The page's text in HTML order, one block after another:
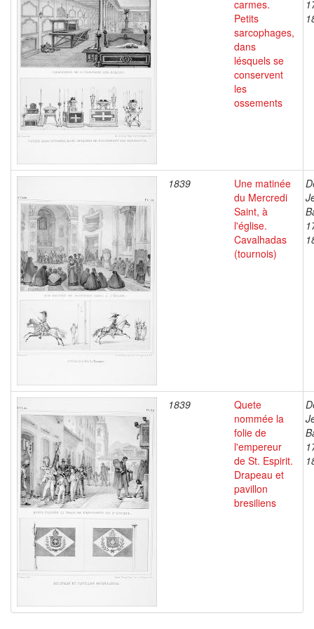
carmes.
Petits
sarcophages,
dans
lésquels se
conservent
les
ossements
1839
Une matinée
du Mercredi
Saint, à
l'église.
Cavalhadas
(tournois)
1839
Quete
nommée la
folie de
l'empereur
de St. Espirit.
Drapeau et
pavillon
bresiliens